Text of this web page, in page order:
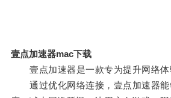
壹点加速器mac下载
壹点加速器是一款专为提升网络体
通过优化网络连接，壹点加速器能